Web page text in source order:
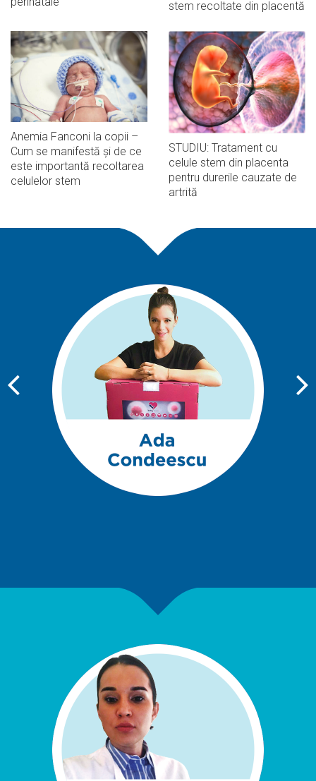
stem recoltate din placentă
Anemia Fanconi la copii –
Cum se manifestă și de ce
este importantă recoltarea
celulelor stem
STUDIU: Tratament cu
celule stem din placenta
pentru durerile cauzate de
artrită